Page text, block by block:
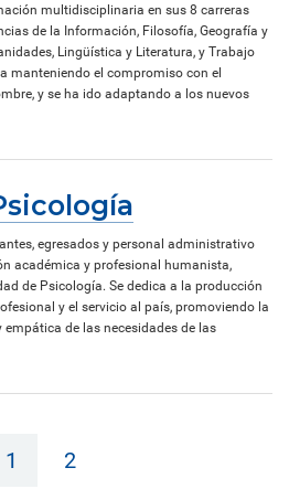
multidisciplinaria en sus 8 carreras
de la Información, Filosofía, Geografía y
Lingüística y Literatura, y Trabajo
manteniendo el compromiso con el
y se ha ido adaptando a los nuevos
egresados y personal administrativo
académica y profesional humanista,
de Psicología. Se dedica a la producción
y el servicio al país, promoviendo la
de las necesidades de las
1 2